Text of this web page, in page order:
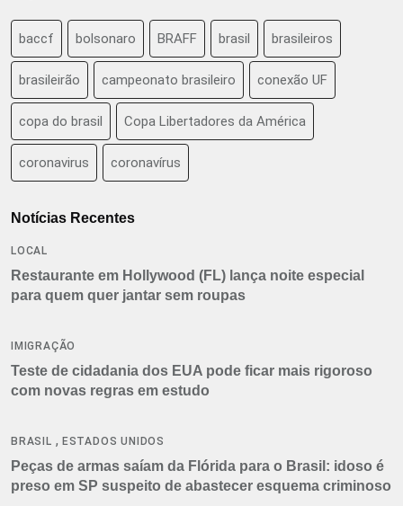
baccf bolsonaro BRAFF brasil brasileiros
brasileirão campeonato brasileiro conexão UF
copa do brasil Copa Libertadores da América
coronavirus coronavírus
Notícias Recentes
LOCAL
Restaurante em Hollywood (FL) lança noite especial
para quem quer jantar sem roupas
IMIGRAÇÃO
Teste de cidadania dos EUA pode ficar mais rigoroso
com novas regras em estudo
BRASIL , ESTADOS UNIDOS
Peças de armas saíam da Flórida para o Brasil: idoso é
preso em SP suspeito de abastecer esquema criminoso